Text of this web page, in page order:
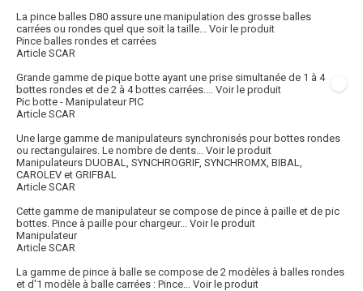
La pince balles D80 assure une manipulation des grosse balles
carrées ou rondes quel que soit la taille... Voir le produit
Pince balles rondes et carrées
Article SCAR
Grande gamme de pique botte ayant une prise simultanée de 1 à 4
bottes rondes et de 2 à 4 bottes carrées.... Voir le produit
Pic botte - Manipulateur PIC
Article SCAR
Une large gamme de manipulateurs synchronisés pour bottes rondes
ou rectangulaires. Le nombre de dents... Voir le produit
Manipulateurs DUOBAL, SYNCHROGRIF, SYNCHROMX, BIBAL,
CAROLEV et GRIFBAL
Article SCAR
Cette gamme de manipulateur se compose de pince à paille et de pic
bottes. Pince à paille pour chargeur... Voir le produit
Manipulateur
Article SCAR
La gamme de pince à balle se compose de 2 modèles à balles rondes
et d'1 modèle à balle carrées : Pince... Voir le produit